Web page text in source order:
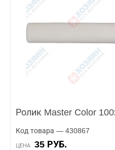
Ролик Master Color
Код товара — 430867
ЦЕНА 35 РУБ.